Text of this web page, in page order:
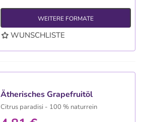
WEITERE FORMATE
WUNSCHLISTE
Ätherisches Grapefruitöl
Citrus paradisi - 100 % naturrein